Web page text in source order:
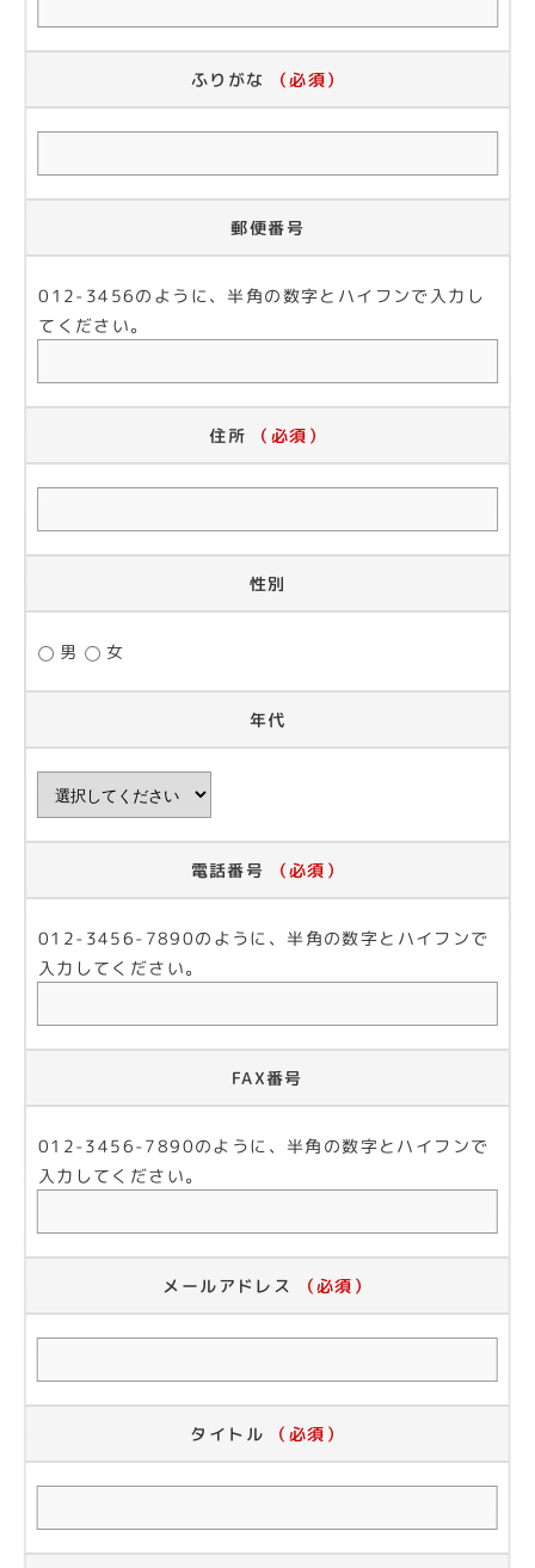
ふりがな （必須）
郵便番号
012-3456のように、半角の数字とハイフンで入力し
てください。
住所 （必須）
性別
男 女
年代
電話番号 （必須）
012-3456-7890のように、半角の数字とハイフンで
入力してください。
FAX番号
012-3456-7890のように、半角の数字とハイフンで
入力してください。
メールアドレス （必須）
タイトル （必須）